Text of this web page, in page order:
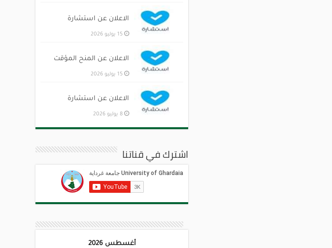
الاعلان عن استشارة
15 يوليو 2026
الاعلان عن المنح المؤقت
15 يوليو 2026
الاعلان عن استشارة
8 يوليو 2026
اشترك في قناتنا
أغسطس 2026